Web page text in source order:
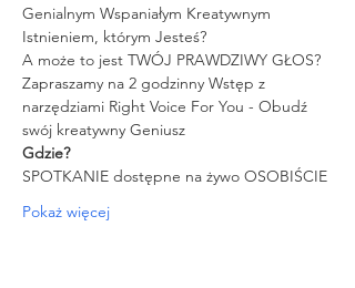
Genialnym Wspaniałym Kreatywnym
Istnieniem, którym Jesteś?
A może to jest TWÓJ PRAWDZIWY GŁOS?
Zapraszamy na 2 godzinny Wstęp z
narzędziami Right Voice For You - Obudź
swój kreatywny Geniusz
Gdzie?
SPOTKANIE dostępne na żywo OSOBIŚCIE
Pokaż więcej